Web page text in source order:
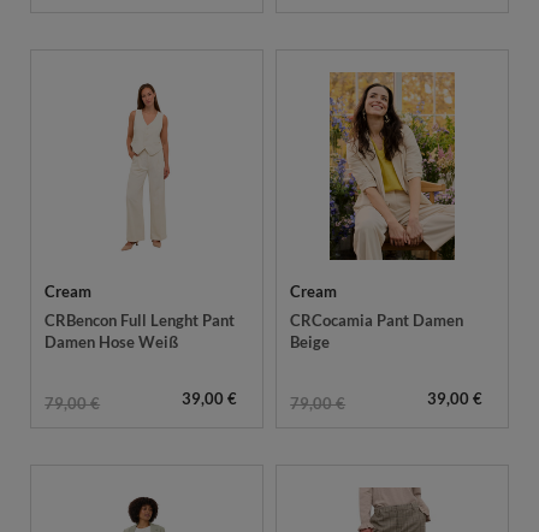
Cream
CRBencon Full Lenght Pant
Damen Hose Weiß
79,00 € 39,00 €
Cream
CRCocamia Pant Damen
Beige
79,00 € 39,00 €